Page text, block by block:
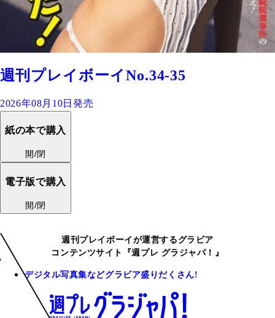
週刊プレイボーイNo.34-35
2026年08月10日発売
紙の本で購入
開/閉
電子版で購入
開/閉
週刊プレイボーイが運営するグラビア
コンテンツサイト『週プレ グラジャパ！』
デジタル写真集などグラビア盛りだくさん!